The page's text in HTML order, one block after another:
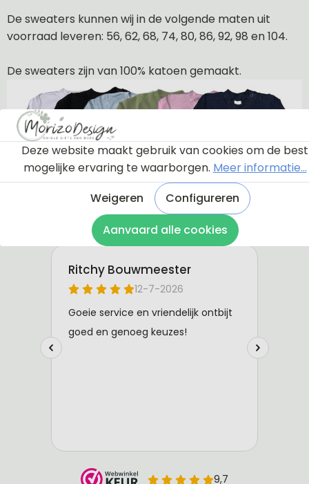
De sweaters kunnen wij in de volgende maten uit
voorraad leveren: 56, 62, 68, 74, 80, 86, 92, 98 en 104.
De sweaters zijn van 100% katoen gemaakt.
Deze website maakt gebruik van cookies om de best
mogelijke ervaring te waarborgen. Meer informatie...
Weigeren
Configureren
Aanvaard alle cookies